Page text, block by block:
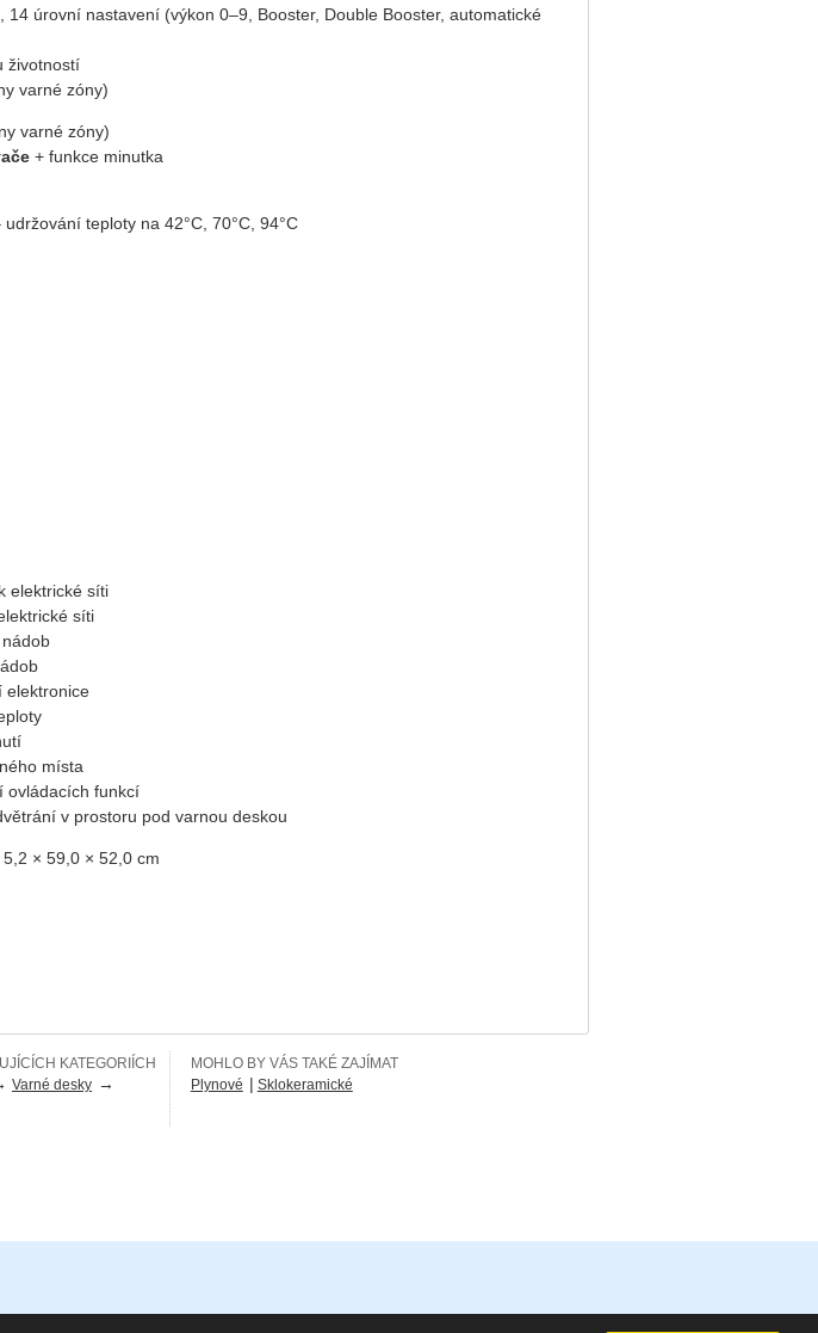
14 úrovní nastavení (výkon 0–9, Booster, Double Booster, automatické
životností
varné zóny)
varné zóny)
+ funkce minutka
teploty na 42°C, 70°C, 94°C
elektrické síti
síti
elektronice
místa
ovládacích funkcí
v prostoru pod varnou deskou
× 59,0 × 52,0 cm
KATEGORIÍCH
Varné desky →
MOHLO BY VÁS TAKÉ ZAJÍMAT
Plynové | Sklokeramické